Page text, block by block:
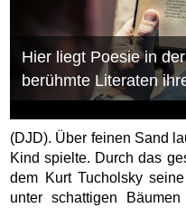
Hier liegt Poesie in
berühmte Literaten
(DJD). Über feinen Sand
Kind spielte. Durch das
dem Kurt Tucholsky
unter schattigen